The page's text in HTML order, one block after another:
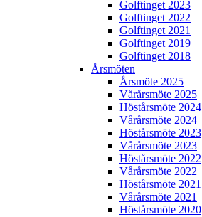
Golftinget 2023
Golftinget 2022
Golftinget 2021
Golftinget 2019
Golftinget 2018
Årsmöten
Årsmöte 2025
Vårårsmöte 2025
Höstårsmöte 2024
Vårårsmöte 2024
Höstårsmöte 2023
Vårårsmöte 2023
Höstårsmöte 2022
Vårårsmöte 2022
Höstårsmöte 2021
Vårårsmöte 2021
Höstårsmöte 2020